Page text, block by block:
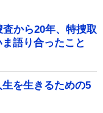
から20年、特捜取
語り合ったこと
を生きるための5